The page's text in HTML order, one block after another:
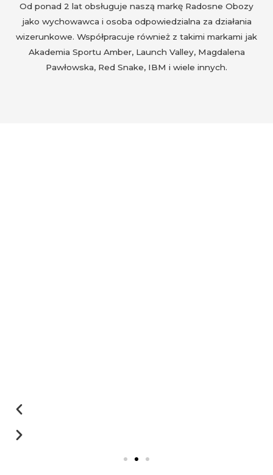
Od ponad 2 lat obsługuje naszą markę Radosne Obozy
jako wychowawca i osoba odpowiedzialna za działania
wizerunkowe. Współpracuje również z takimi markami jak
Akademia Sportu Amber, Launch Valley, Magdalena
Pawłowska, Red Snake, IBM i wiele innych.